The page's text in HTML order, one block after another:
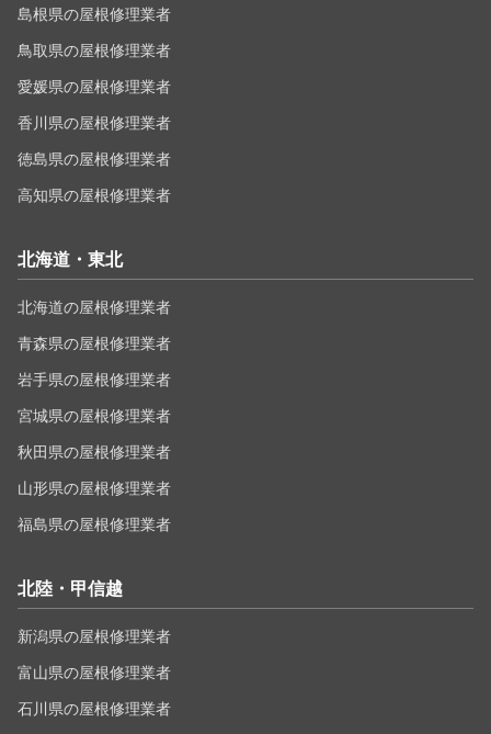
島根県の屋根修理業者
鳥取県の屋根修理業者
愛媛県の屋根修理業者
香川県の屋根修理業者
徳島県の屋根修理業者
高知県の屋根修理業者
北海道・東北
北海道の屋根修理業者
青森県の屋根修理業者
岩手県の屋根修理業者
宮城県の屋根修理業者
秋田県の屋根修理業者
山形県の屋根修理業者
福島県の屋根修理業者
北陸・甲信越
新潟県の屋根修理業者
富山県の屋根修理業者
石川県の屋根修理業者